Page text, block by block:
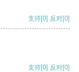
支持[0] 反对[0]
支持[0] 反对[0]